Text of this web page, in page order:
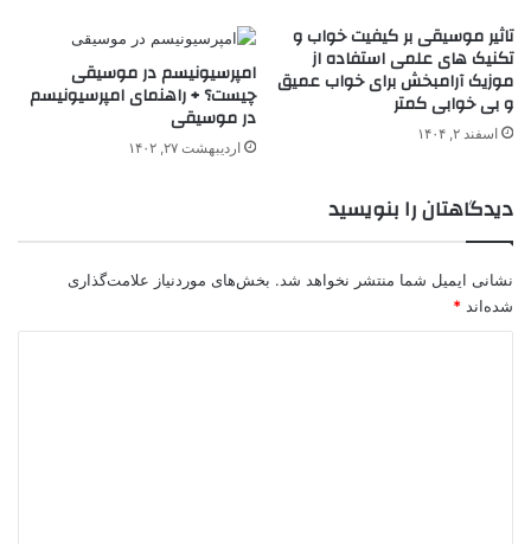
تاثیر موسیقی بر کیفیت خواب و
تکنیک های علمی استفاده از
موزیک آرامبخش برای خواب عمیق
و بی خوابی کمتر
اسفند ۲, ۱۴۰۴
امپرسیونیسم در موسیقی
چیست؟ + راهنمای امپرسیونیسم
در موسیقی
اردیبهشت ۲۷, ۱۴۰۲
دیدگاهتان را بنویسید
نشانی ایمیل شما منتشر نخواهد شد. بخش‌های موردنیاز علامت‌گذاری
شده‌اند *